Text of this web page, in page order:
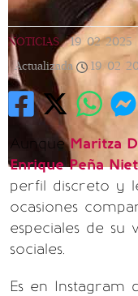
NOTICIAS | 19/02/2025
Actualizada
19/02/
AunqueMaritza
Enrique Peña
perfil discreto y
ocasiones
especiales de su
sociales.
Es en Instagram